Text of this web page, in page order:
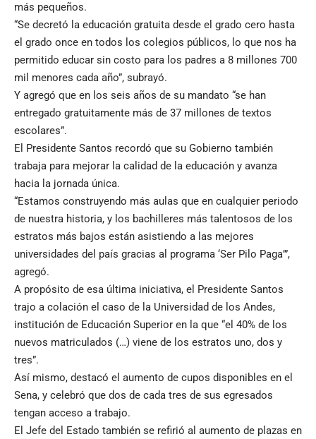
más pequeños.
“Se decretó la educación gratuita desde el grado cero hasta
el grado once en todos los colegios públicos, lo que nos ha
permitido educar sin costo para los padres a 8 millones 700
mil menores cada año”, subrayó.
Y agregó que en los seis años de su mandato “se han
entregado gratuitamente más de 37 millones de textos
escolares”.
El Presidente Santos recordó que su Gobierno también
trabaja para mejorar la calidad de la educación y avanza
hacia la jornada única.
“Estamos construyendo más aulas que en cualquier periodo
de nuestra historia, y los bachilleres más talentosos de los
estratos más bajos están asistiendo a las mejores
universidades del país gracias al programa ‘Ser Pilo Paga’”,
agregó.
A propósito de esa última iniciativa, el Presidente Santos
trajo a colación el caso de la Universidad de los Andes,
institución de Educación Superior en la que “el 40% de los
nuevos matriculados (…) viene de los estratos uno, dos y
tres”.
Así mismo, destacó el aumento de cupos disponibles en el
Sena, y celebró que dos de cada tres de sus egresados
tengan acceso a trabajo.
El Jefe del Estado también se refirió al aumento de plazas en